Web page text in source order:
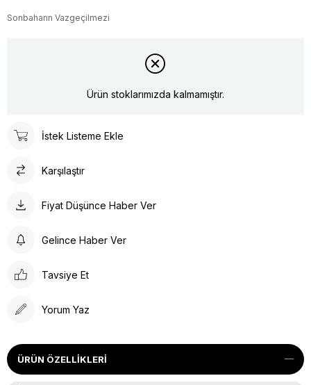
Sonbaharın Vazgeçilmezi
Ürün stoklarımızda kalmamıştır.
İstek Listeme Ekle
Karşılaştır
Fiyat Düşünce Haber Ver
Gelince Haber Ver
Tavsiye Et
Yorum Yaz
ÜRÜN ÖZELLIKLERI